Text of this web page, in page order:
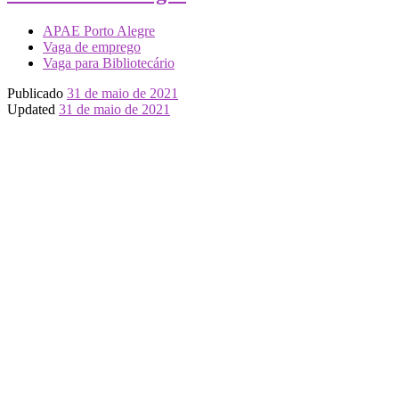
APAE Porto Alegre
Vaga de emprego
Vaga para Bibliotecário
Publicado 31 de maio de 2021
Updated 31 de maio de 2021